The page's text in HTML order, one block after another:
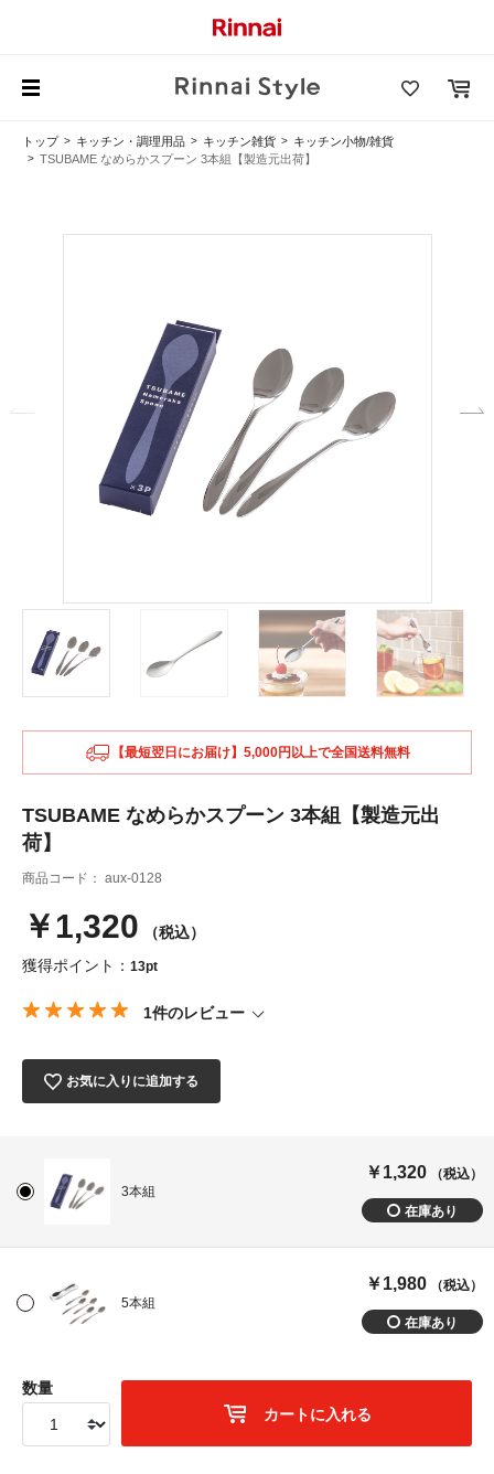
トップ キッチン・調理用品 キッチン雑貨
キッチン小物/雑貨
TSUBAME なめらかスプーン 3本組【製造元出荷】
【最短翌日にお届け】5,000円以上で全国送料無料
TSUBAME なめらかスプーン 3本組【製造元出
荷】
商品コード： aux-0128
￥1,320 （税込）
獲得ポイント： 13pt
1件のレビュー
お気に入りに追加する
3本組
￥1,320 （税込）
5本組
￥1,980 （税込）
数量
カートに入れる